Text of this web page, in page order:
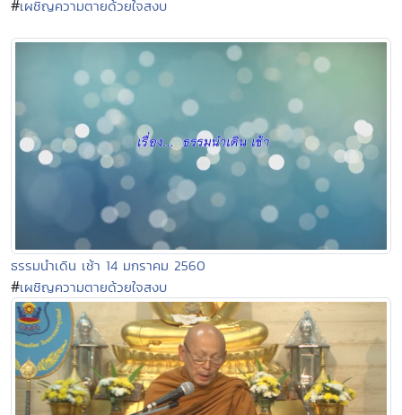
#เผชิญความตายด้วยใจสงบ
ธรรมนำเดิน เช้า 14 มกราคม 2560
#เผชิญความตายด้วยใจสงบ